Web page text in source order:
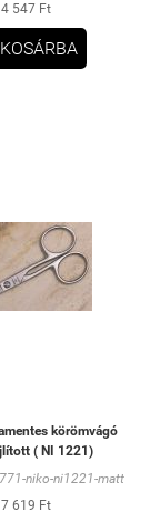
4 547 Ft
KOSÁRBA
körömvágó
( NI 1221)
niko-ni1221-matt
7 619 Ft